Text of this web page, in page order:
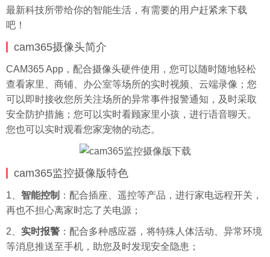
最新科技所带给你的智能生活，有需要的用户赶紧来下载
吧！
cam365摄像头简介
CAM365 App，配合摄像头硬件使用，您可以随时随地轻松
查看家里、商铺、办公室等场所的实时视频、云端录像；您
可以即时接收您所关注场所的异常事件报警通知，及时采取
安全防护措施；您可以实时看顾家里小孩，进行语音聊天。
您也可以实时观看您家宠物的动态。
cam365监控摄像版特色
1、 智能控制 ：配合插座、遥控等产品，进行家电远程开关，
再也不担心离家时忘了关电源；
2、 实时报警 ：配合多种感应器，将特殊人体活动、异常环境
等消息推送至手机，助您及时发现安全隐患；